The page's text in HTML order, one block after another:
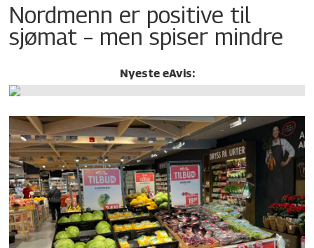
Nordmenn er positive til
sjømat – men spiser mindre
Nyeste eAvis: